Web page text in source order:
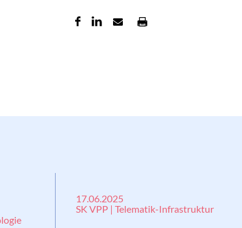
17.06.2025
SK VPP | Telematik-Infrastruktur